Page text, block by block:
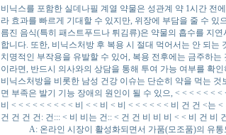
비닉스를 포함한 실데나필 계열 약물은 성관계 약 1시간 전
라 효과를 빠르게 기대할 수 있지만, 위장에 부담을 줄 수
름진 음식(특히 패스트푸드나 튀김류)은 약물의 흡수를 지
합니다. 또한, 비닉스처방 후 복용 시 절대 먹어서는 안 되는
치명적인 부작용을 유발할 수 있어, 복용 전후에는 금주하
이라면, 반드시 의사와의 상담을 통해 투여 가능 여부를 확
비닉스처방을 비롯한 남성 건강 이슈는 단순히 약을 먹는
면 부족은 발기 기능 장애의 원인이 될 수 있으, < < < < < <
비 < < < < < < < < < 비 < < 비 < 비 < < < < < < 비 건 건 <는
건 건 건 건: 건::: < 비 비는 건:: < 건 건 비 비 비 < < 비 건
A: 온라인 시장이 활성화되면서 가품(모조품)의 유